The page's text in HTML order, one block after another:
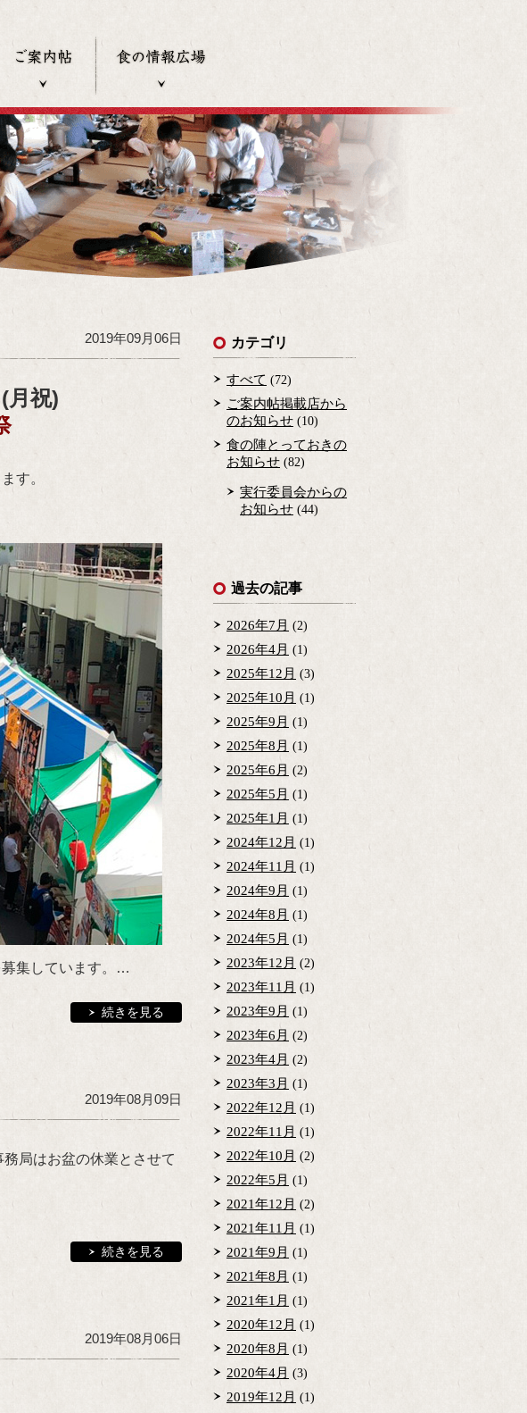
食店ガイド
2019年09月06日
月祝)
す。
集しています。…
続きを見る
2019年08月09日
局はお盆の休業とさせて
続きを見る
2019年08月06日
カテゴリ
すべて (72)
ご案内帖掲載店から
のお知らせ (10)
食の陣とっておきの
お知らせ (82)
実行委員会からの
お知らせ (44)
過去の記事
2026年7月 (2)
2026年4月 (1)
2025年12月 (3)
2025年10月 (1)
2025年9月 (1)
2025年8月 (1)
2025年6月 (2)
2025年5月 (1)
2025年1月 (1)
2024年12月 (1)
2024年11月 (1)
2024年9月 (1)
2024年8月 (1)
2024年5月 (1)
2023年12月 (2)
2023年11月 (1)
2023年9月 (1)
2023年6月 (2)
2023年4月 (2)
2023年3月 (1)
2022年12月 (1)
2022年11月 (1)
2022年10月 (2)
2022年5月 (1)
2021年12月 (2)
2021年11月 (1)
2021年9月 (1)
2021年8月 (1)
2021年1月 (1)
2020年12月 (1)
2020年8月 (1)
2020年4月 (3)
2019年12月 (1)